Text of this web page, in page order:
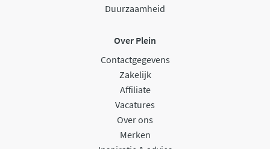
Duurzaamheid
Over Plein
Contactgegevens
Zakelijk
Affiliate
Vacatures
Over ons
Merken